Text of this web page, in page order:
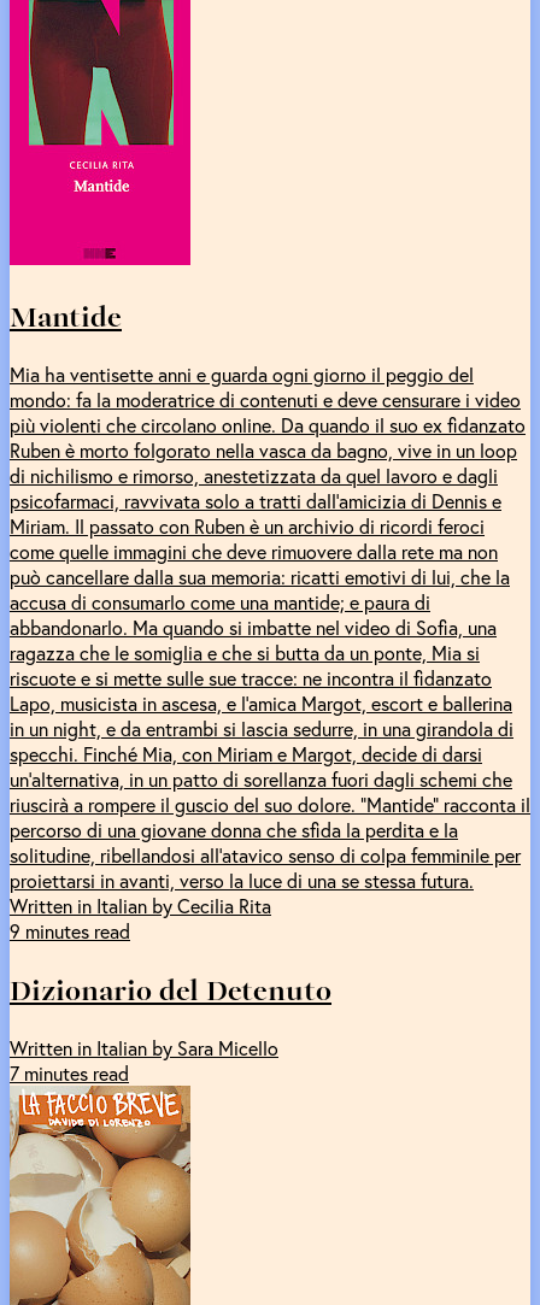
Mantide
Mia ha ventisette anni e guarda ogni giorno il peggio del
mondo: fa la moderatrice di contenuti e deve censurare i video
più violenti che circolano online. Da quando il suo ex fidanzato
Ruben è morto folgorato nella vasca da bagno, vive in un loop
di nichilismo e rimorso, anestetizzata da quel lavoro e dagli
psicofarmaci, ravvivata solo a tratti dall’amicizia di Dennis e
Miriam. Il passato con Ruben è un archivio di ricordi feroci
come quelle immagini che deve rimuovere dalla rete ma non
può cancellare dalla sua memoria: ricatti emotivi di lui, che la
accusa di consumarlo come una mantide; e paura di
abbandonarlo. Ma quando si imbatte nel video di Sofia, una
ragazza che le somiglia e che si butta da un ponte, Mia si
riscuote e si mette sulle sue tracce: ne incontra il fidanzato
Lapo, musicista in ascesa, e l’amica Margot, escort e ballerina
in un night, e da entrambi si lascia sedurre, in una girandola di
specchi. Finché Mia, con Miriam e Margot, decide di darsi
un’alternativa, in un patto di sorellanza fuori dagli schemi che
riuscirà a rompere il guscio del suo dolore. “Mantide” racconta il
percorso di una giovane donna che sfida la perdita e la
solitudine, ribellandosi all’atavico senso di colpa femminile per
proiettarsi in avanti, verso la luce di una se stessa futura.
Written in Italian by Cecilia Rita
9 minutes read
Dizionario del Detenuto
Written in Italian by Sara Micello
7 minutes read